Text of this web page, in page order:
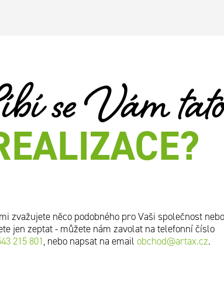
se Vám
zvažujete něco podobného pro Vaši společnost nebo
jen zeptat - můžete nám zavolat na telefonní číslo
215 801, nebo napsat na email obchod@artax.cz.